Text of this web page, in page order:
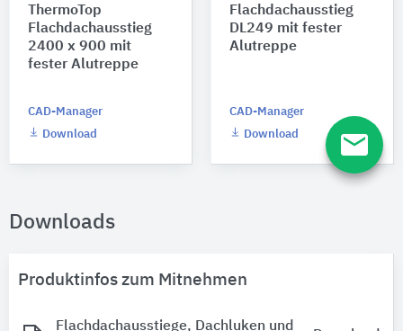
email
ThermoTop
Flachdachausstieg
2400 x 900 mit
fester Alutreppe
CAD-Manager
Download
Flachdachausstieg
DL249 mit fester
Alutreppe
CAD-Manager
Download
Downloads
Produktinfos zum Mitnehmen
Flachdachausstiege, Dachluken und